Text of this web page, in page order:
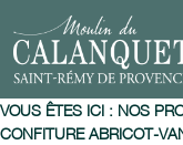
VOUS ÊTES ICI : NOS
CONFITURE ABRICOT-